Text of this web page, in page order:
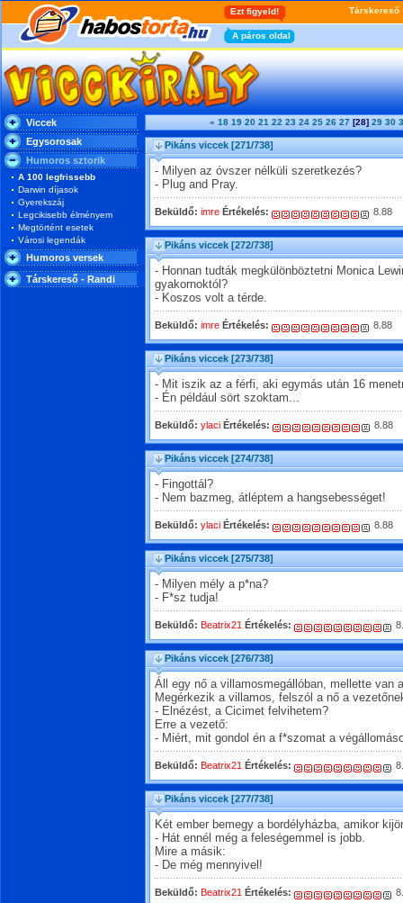
Viccek
Egysorosak
Humoros sztorik
A 100 legfrissebb
Darwin díjasok
Gyerekszáj
Legcikisebb élményem
Megtörtént esetek
Városi legendák
Humoros versek
Társkereső - Randi
« 18 19 20 21 22 23 24 25 26 27 [28] 29 30
Pikáns viccek [271/738]
- Milyen az óvszer nélküli szeretkezés?
- Plug and Pray.
Beküldő: imre Értékelés: 8.88
Pikáns viccek [272/738]
- Honnan tudták megkülönböztetni Monica
gyakornoktól?
- Koszos volt a térde.
Beküldő: imre Értékelés: 8.88
Pikáns viccek [273/738]
- Mit iszik az a férfi, aki egymás után 16
- Én például sört szoktam...
Beküldő: ylaci Értékelés: 8.88
Pikáns viccek [274/738]
- Fingottál?
- Nem bazmeg, átléptem a hangsebességet!
Beküldő: ylaci Értékelés: 8.88
Pikáns viccek [275/738]
- Milyen mély a p*na?
- F*sz tudja!
Beküldő: Beatrix21 Értékelés:
Pikáns viccek [276/738]
Áll egy nő a villamosmegállóban, mellette van
Megérkezik a villamos, felszól a nő a
- Elnézést, a Cicimet felvihetem?
Erre a vezető:
- Miért, mit gondol én a f*szomat a
Beküldő: Beatrix21 Értékelés:
Pikáns viccek [277/738]
Két ember bemegy a bordélyházba, amikor
- Hát ennél még a feleségemmel is jobb.
Mire a másik:
- De még mennyivel!
Beküldő: Beatrix21 Értékelés: